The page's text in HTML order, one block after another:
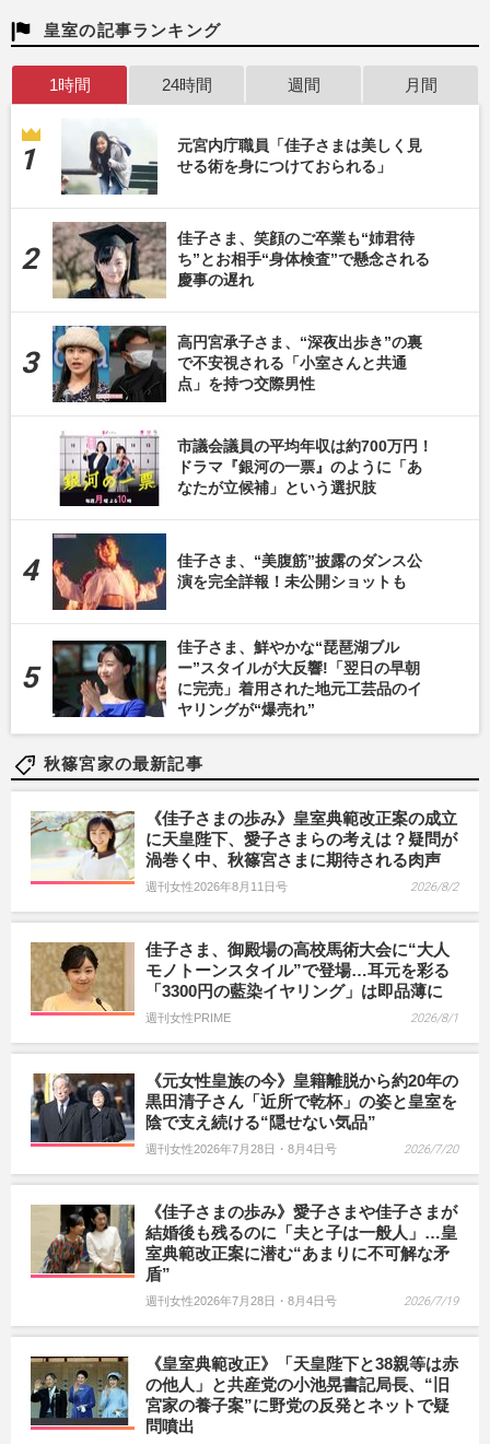
皇室の記事ランキング
1時間 24時間 週間 月間
元宮内庁職員「佳子さまは美しく見
せる術を身につけておられる」
佳子さま、笑顔のご卒業も“姉君待
ち”とお相手“身体検査”で懸念される
慶事の遅れ
高円宮承子さま、“深夜出歩き”の裏
で不安視される「小室さんと共通
点」を持つ交際男性
市議会議員の平均年収は約700万円！
ドラマ『銀河の一票』のように「あ
なたが立候補」という選択肢
佳子さま、“美腹筋”披露のダンス公
演を完全詳報！未公開ショットも
佳子さま、鮮やかな“琵琶湖ブル
ー”スタイルが大反響!「翌日の早朝
に完売」着用された地元工芸品のイ
ヤリングが“爆売れ”
秋篠宮家の最新記事
《佳子さまの歩み》皇室典範改正案の成立
に天皇陛下、愛子さまらの考えは？疑問が
渦巻く中、秋篠宮さまに期待される肉声
週刊女性2026年8月11日号 2026/8/2
佳子さま、御殿場の高校馬術大会に“大人
モノトーンスタイル”で登場…耳元を彩る
「3300円の藍染イヤリング」は即品薄に
週刊女性PRIME 2026/8/1
《元女性皇族の今》皇籍離脱から約20年の
黒田清子さん「近所で乾杯」の姿と皇室を
陰で支え続ける“隠せない気品”
週刊女性2026年7月28日・8月4日号 2026/7/20
《佳子さまの歩み》愛子さまや佳子さまが
結婚後も残るのに「夫と子は一般人」…皇
室典範改正案に潜む“あまりに不可解な矛
盾”
週刊女性2026年7月28日・8月4日号 2026/7/19
《皇室典範改正》「天皇陛下と38親等は赤
の他人」と共産党の小池晃書記局長、“旧
宮家の養子案”に野党の反発とネットで疑
問噴出